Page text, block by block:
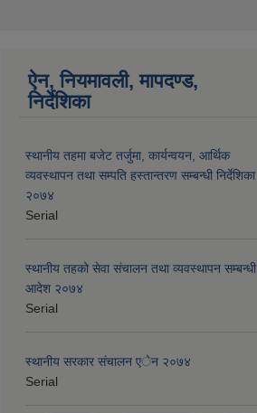
ऐन, नियमावली, मापदण्ड,
निर्देशिका
स्थानीय तहमा बजेट तर्जुमा, कार्यन्वयन, आर्थिक
व्यवस्थापन तथा सम्पति हस्तान्तरण सम्बन्धी निर्देशिका
२०७४
Serial
स्थानीय तहको सेवा संचालन तथा व्यवस्थापन सम्बन्धी
आदेश २०७४
Serial
स्थानीय सरकार संचालन एेन २०७४
Serial